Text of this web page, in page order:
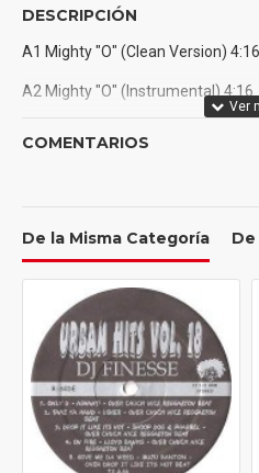
DESCRIPCIÓN
A1 Mighty "O" (Clean Version) 4:16
A2 Mighty "O" (Instrumental) 4:16
COMENTARIOS
De la Misma Categoría De